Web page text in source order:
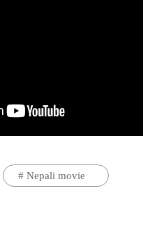
# Nepali movie